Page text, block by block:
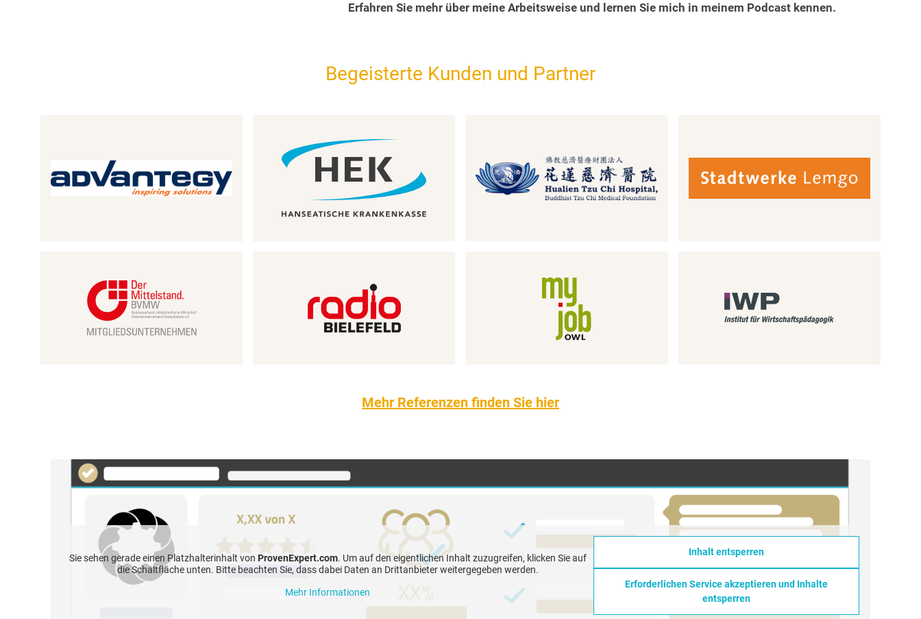
Erfahren Sie mehr über meine Arbeitsweise und lernen Sie mich in meinem Podcast kennen.
Begeisterte Kunden und Partner
Mehr Referenzen finden Sie hier
Sie sehen gerade einen Platzhalterinhalt von ProvenExpert.com. Um auf den eigentlichen Inhalt zuzugreifen, klicken Sie auf
die Schaltfläche unten. Bitte beachten Sie, dass dabei Daten an Drittanbieter weitergegeben werden.
Mehr Informationen
Inhalt entsperren
Erforderlichen Service akzeptieren und Inhalte
entsperren